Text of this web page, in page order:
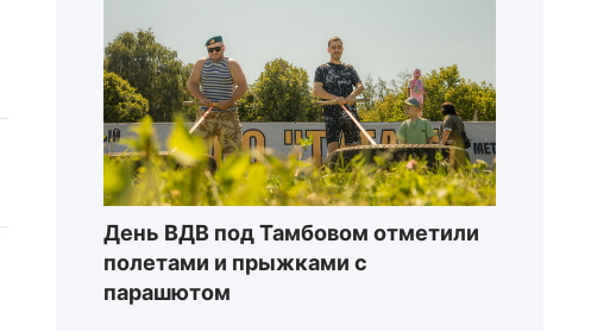
День ВДВ под Тамбовом отметили
полетами и прыжками с
парашютом